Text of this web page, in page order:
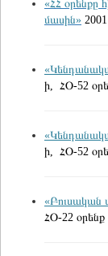
«ՀՀ օրենքը
մասին»
ի, ՀՕ-52
ի, ՀՕ-52
«Բուսական
ՀՕ-22 օրենք